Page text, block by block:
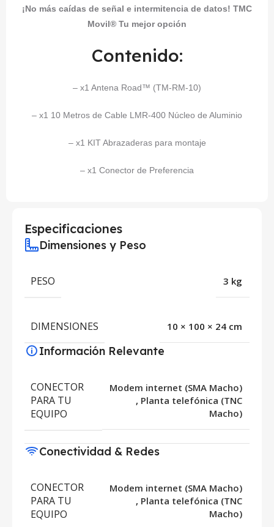
¡No más caídas de señal e intermitencia de datos! TMC
Movil® Tu mejor opción
Contenido:
– x1 Antena Road™ (TM-RM-10)
– x1 10 Metros de Cable LMR-400 Núcleo de Aluminio
– x1 KIT Abrazaderas para montaje
– x1 Conector de Preferencia
Especificaciones
Dimensiones y Peso
PESO 3 kg
DIMENSIONES 10 × 100 × 24 cm
Información Relevante
CONECTOR
PARA TU
EQUIPO
Modem internet (SMA Macho)
, Planta telefónica (TNC
Macho)
Conectividad & Redes
CONECTOR
PARA TU
EQUIPO
Modem internet (SMA Macho)
, Planta telefónica (TNC
Macho)